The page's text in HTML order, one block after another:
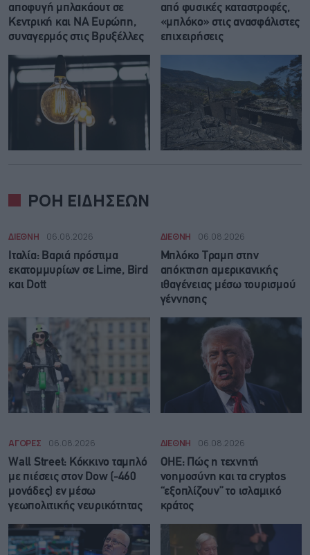
αποφυγή μπλακάουτ σε
Κεντρική και ΝΑ Ευρώπη,
συναγερμός στις Βρυξέλλες
από φυσικές καταστροφές,
«μπλόκο» στις ανασφάλιστες
επιχειρήσεις
ΡΟΗ ΕΙΔΗΣΕΩΝ
ΔΙΕΘΝΗ 06.08.2026
Ιταλία: Βαριά πρόστιμα
εκατομμυρίων σε Lime, Bird
και Dott
ΔΙΕΘΝΗ 06.08.2026
Μπλόκο Τραμπ στην
απόκτηση αμερικανικής
ιθαγένειας μέσω τουρισμού
γέννησης
ΑΓΟΡΕΣ 06.08.2026
Wall Street: Κόκκινο ταμπλό
με πιέσεις στον Dow (-460
μονάδες) εν μέσω
γεωπολιτικής νευρικότητας
ΔΙΕΘΝΗ 06.08.2026
ΟΗΕ: Πώς η τεχνητή
νοημοσύνη και τα cryptos
“εξοπλίζουν” το ισλαμικό
κράτος